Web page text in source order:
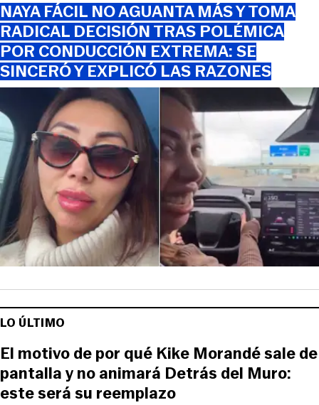
NAYA FÁCIL NO AGUANTA MÁS Y TOMA
RADICAL DECISIÓN TRAS POLÉMICA
POR CONDUCCIÓN EXTREMA: SE
SINCERÓ Y EXPLICÓ LAS RAZONES
LO ÚLTIMO
El motivo de por qué Kike Morandé sale de
pantalla y no animará Detrás del Muro:
este será su reemplazo